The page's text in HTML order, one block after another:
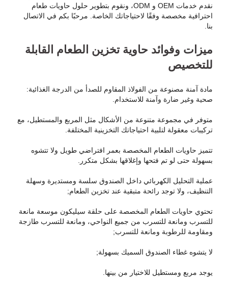
نقدم خدمات OEM و ODM، ونقوم بتطوير حلول حاويات طعام
احترافية مخصصة وفقًا لاحتياجاتك الخاصة. مرحبًا بكم في الاتصال
بنا.
ميزات وفوائد حاوية تخزين الطعام القابلة
للتخصيص
مادة آمنة مصنوعة من الفولاذ المقاوم للصدأ من الدرجة الغذائية:
صحية وغير ضارة وآمنة للاستخدام.
متوفر في مجموعة متنوعة من الأشكال مثل المربع والمستطيل، مع
تركيبات معقولة لتلبية احتياجاتك التخزينية المختلفة.
تتميز حاويات الطعام المخصصة بعمر افتراضي طويل ولا تتشوه
بسهولة حتى لو تم فتحها وإغلاقها بشكل متكرر.
عملية التحليل الكهربائي داخل الصندوق سلسة ومستديرة وسهلة
التنظيف، ولا توجد رائحة متبقية عند تخزين الطعام;
تحتوي حاويات الطعام المخصصة على حلقة سيليكون موسعة مانعة
للتسرب ومانعة للتسرب من جميع النواحي، ومانعة للتسرب طازجة
ومقاومة للرطوبة ومانعة للتسرب;
لا يتشوه غطاء الصندوق السميك بسهولة;
يوجد مربع ومستطيل للاختيار من بينها.